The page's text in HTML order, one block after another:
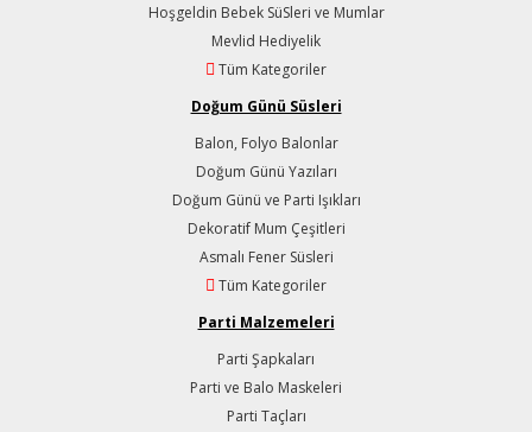
Hoşgeldin Bebek SüSleri ve Mumlar
Mevlid Hediyelik
Tüm Kategoriler
Doğum Günü Süsleri
Balon, Folyo Balonlar
Doğum Günü Yazıları
Doğum Günü ve Parti Işıkları
Dekoratif Mum Çeşitleri
Asmalı Fener Süsleri
Tüm Kategoriler
Parti Malzemeleri
Parti Şapkaları
Parti ve Balo Maskeleri
Parti Taçları